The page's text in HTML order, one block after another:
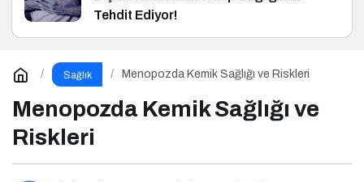
Tehdit Ediyor!
Sağlık Menopozda Kemik Sağlığı ve Riskleri
Menopozda Kemik Sağlığı ve
Riskleri